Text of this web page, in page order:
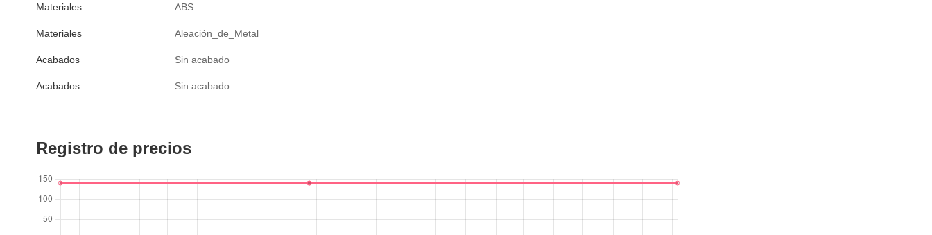
Materiales ABS
Materiales Aleación_de_Metal
Acabados Sin acabado
Acabados Sin acabado
Registro de precios